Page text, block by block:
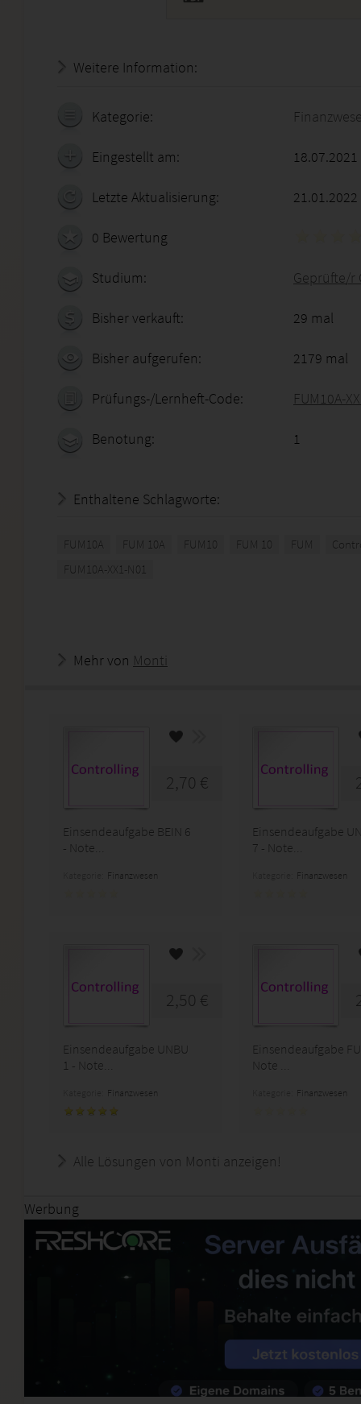
Weitere Information:
Kategorie:
Eingestellt am:
Letzte Aktualisierung: 21.01.2022
0 Bewertung
Studium: Geprüfte/r
Bisher verkauft: 29 mal
Bisher aufgerufen: 2179 mal
Prüfungs-/Lernheft-Code: FUM10A-
Benotung: 1
Enthaltene Schlagworte:
FUM10A FUM 10A FUM10 FUM 10 FUM
FUM10A-XX1-N01
Mehr von Monti
2,70 €
Einsendeaufgabe BEIN 6
- Note...
Finanzwesen
Einsendeaufgabe
7 - Note...
Finanzwesen
2,50 €
Einsendeaufgabe UNBU
1 - Note...
Finanzwesen
Einsendeaufgabe
Note ...
Finanzwesen
Alle Lösungen von Monti anzeigen!
Werbung